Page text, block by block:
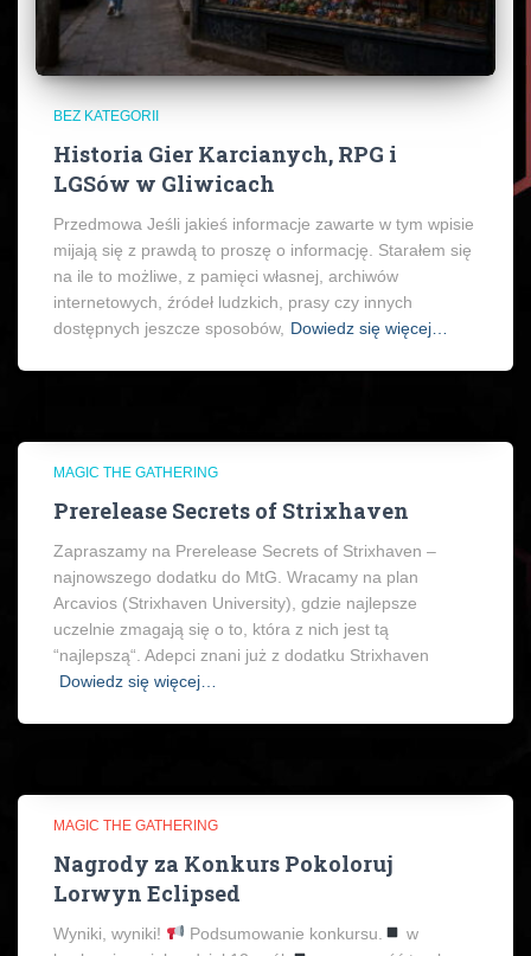
BEZ KATEGORII
Historia Gier Karcianych, RPG i
LGSów w Gliwicach
Przedmowa Jeśli jakieś informacje zawarte w tym wpisie
mijają się z prawdą to proszę o informację. Starałem się
na ile to możliwe, z pamięci własnej, archiwów
internetowych, źródeł ludzkich, prasy czy innych
dostępnych jeszcze sposobów, Dowiedz się więcej…
MAGIC THE GATHERING
Prerelease Secrets of Strixhaven
Zapraszamy na Prerelease Secrets of Strixhaven –
najnowszego dodatku do MtG. Wracamy na plan
Arcavios (Strixhaven University), gdzie najlepsze
uczelnie zmagają się o to, która z nich jest tą
“najlepszą“. Adepci znani już z dodatku Strixhaven
Dowiedz się więcej…
MAGIC THE GATHERING
Nagrody za Konkurs Pokoloruj
Lorwyn Eclipsed
Wyniki, wyniki! Podsumowanie konkursu.
w